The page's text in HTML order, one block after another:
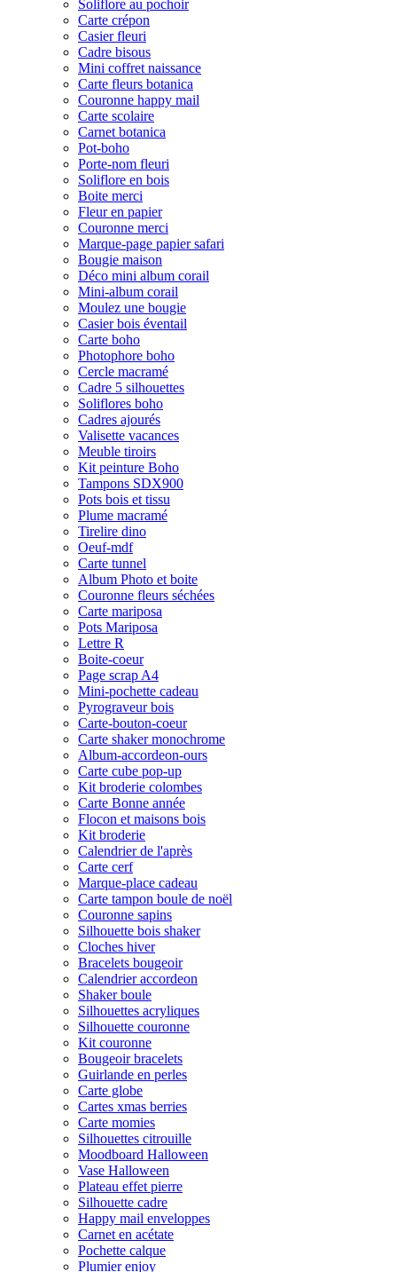
Soliflore au pochoir
Carte crépon
Casier fleuri
Cadre bisous
Mini coffret naissance
Carte fleurs botanica
Couronne happy mail
Carte scolaire
Carnet botanica
Pot-boho
Porte-nom fleuri
Soliflore en bois
Boite merci
Fleur en papier
Couronne merci
Marque-page papier safari
Bougie maison
Déco mini album corail
Mini-album corail
Moulez une bougie
Casier bois éventail
Carte boho
Photophore boho
Cercle macramé
Cadre 5 silhouettes
Soliflores boho
Cadres ajourés
Valisette vacances
Meuble tiroirs
Kit peinture Boho
Tampons SDX900
Pots bois et tissu
Plume macramé
Tirelire dino
Oeuf-mdf
Carte tunnel
Album Photo et boite
Couronne fleurs séchées
Carte mariposa
Pots Mariposa
Lettre R
Boite-coeur
Page scrap A4
Mini-pochette cadeau
Pyrograveur bois
Carte-bouton-coeur
Carte shaker monochrome
Album-accordeon-ours
Carte cube pop-up
Kit broderie colombes
Carte Bonne année
Flocon et maisons bois
Kit broderie
Calendrier de l'après
Carte cerf
Marque-place cadeau
Carte tampon boule de noël
Couronne sapins
Silhouette bois shaker
Cloches hiver
Bracelets bougeoir
Calendrier accordeon
Shaker boule
Silhouettes acryliques
Silhouette couronne
Kit couronne
Bougeoir bracelets
Guirlande en perles
Carte globe
Cartes xmas berries
Carte momies
Silhouettes citrouille
Moodboard Halloween
Vase Halloween
Plateau effet pierre
Silhouette cadre
Happy mail enveloppes
Carnet en acétate
Pochette calque
Plumier enjoy